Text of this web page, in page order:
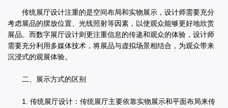
传统展厅设计注重的是空间布局和实物展示，设计师需要充分
考虑展品的摆放位置、光线照射等因素，以使观众能够更好地欣赏
展品。而数字展厅设计则更注重信息的传递和观众的体验，设计师
需要充分利用多媒体技术，将展品与虚拟场景相结合，为观众带来
沉浸式的观展体验。
二、展示方式的区别
1. 传统展厅设计：传统展厅主要依靠实物展示和平面布局来传